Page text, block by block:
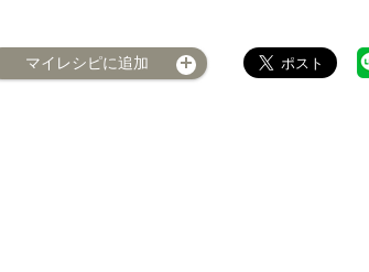
マイレシピに追加